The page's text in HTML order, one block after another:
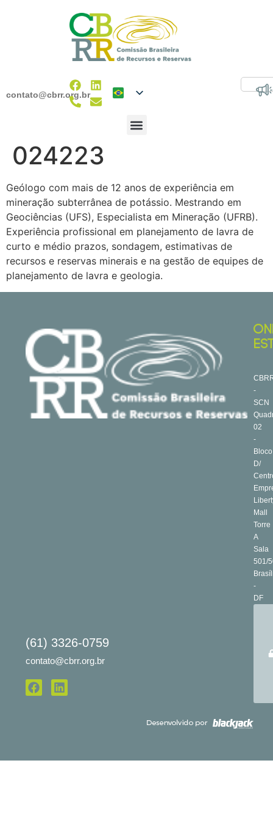
contato@cbrr.org.br
024223
Geólogo com mais de 12 anos de experiência em
mineração subterrânea de potássio. Mestrando em
Geociências (UFS), Especialista em Mineração (UFRB).
Experiência profissional em planejamento de lavra de
curto e médio prazos, sondagem, estimativas de
recursos e reservas minerais e na gestão de equipes de
planejamento de lavra e geologia.
(61) 3326-0759
contato@cbrr.org.br
-
SCN
02
-
Bloco
D/
Mall
Torre
A
Sala
501/
-
DF